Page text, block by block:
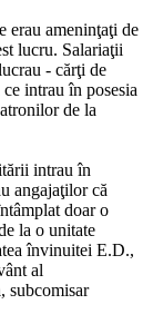
erau ameninţaţi de
lucru. Salariaţii
- cărţi de
intrau în posesia
de la
intrau în
angajaţilor că
doar o
la o unitate
învinuitei E.D.,
al
, subcomisar